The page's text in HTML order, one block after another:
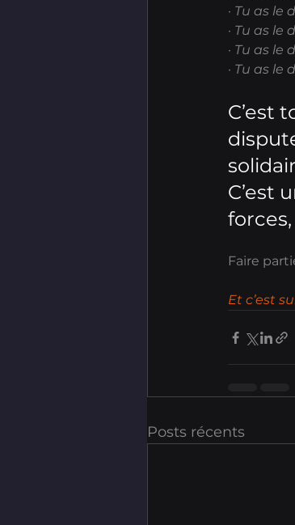
· Tu as le
· Tu as
· Tu as le
· Tu as le
C’est
C’est
Faire
Et c’est
Posts récents